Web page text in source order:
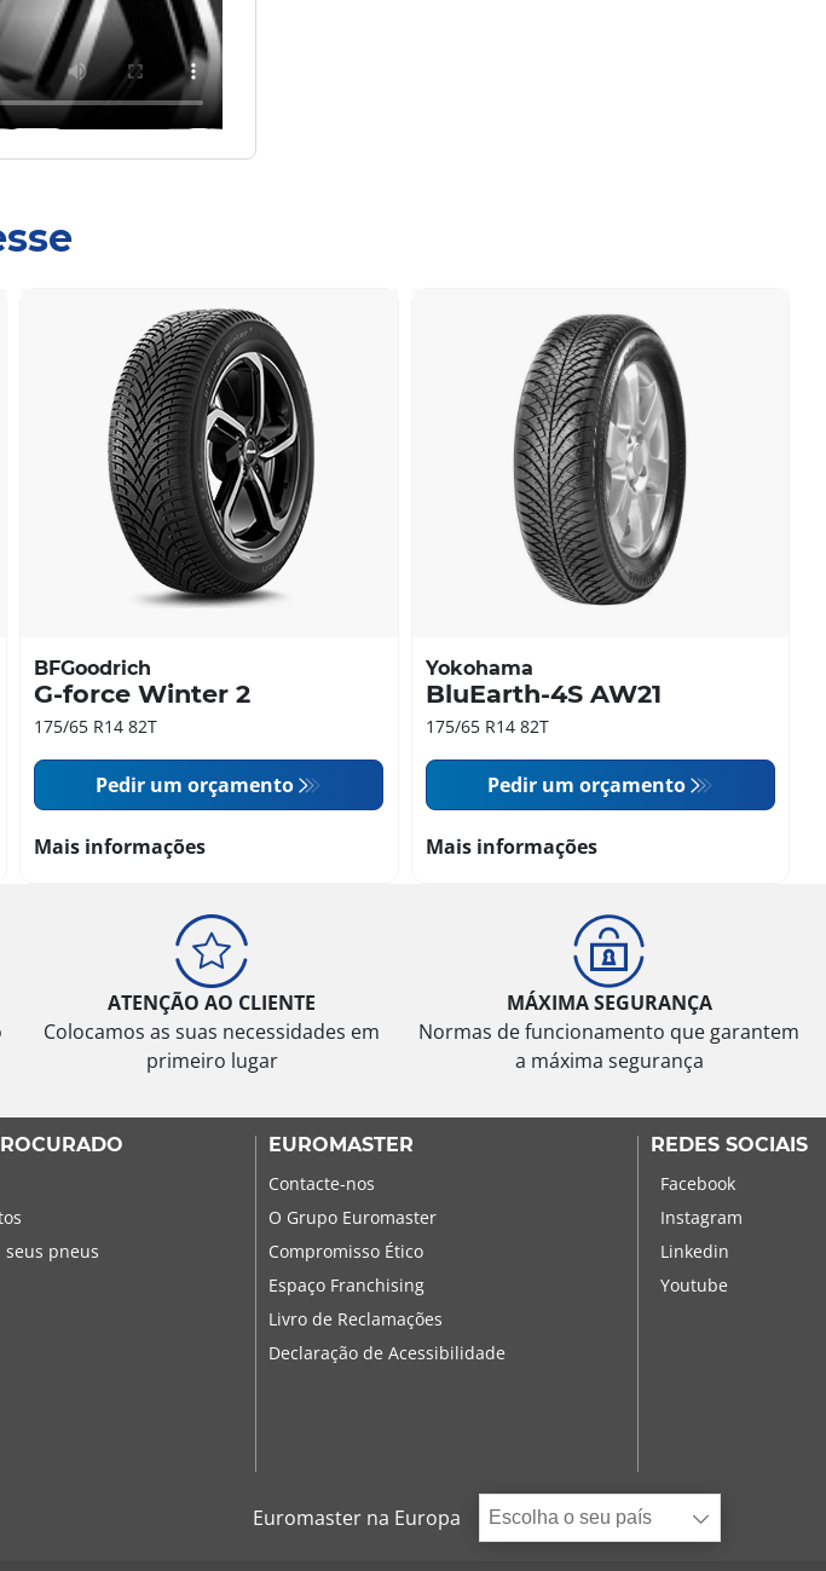
BFGoodrich
G-force Winter 2
175/65 R14 82T
Pedir um orçamento
Mais informações
Yokohama
BluEarth-4S AW21
175/65 R14 82T
Pedir um orçamento
Mais informações
ATENÇÃO AO CLIENTE
Colocamos as suas necessidades em
primeiro lugar
MÁXIMA SEGURANÇA
Normas de funcionamento que garantem
a máxima segurança
seus pneus
EUROMASTER
Contacte-nos
O Grupo Euromaster
Compromisso Ético
Espaço Franchising
Livro de Reclamações
Declaração de Acessibilidade
REDES SOCIAIS
Facebook
Instagram
Linkedin
Youtube
Euromaster na Europa Escolha o seu país